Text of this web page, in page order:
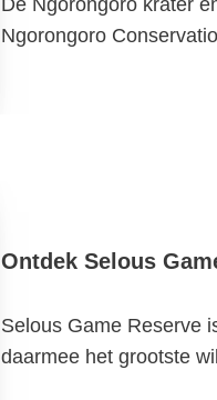
Ngorongoro
Ontdek Selous
Selous Game Reserve
daarmee het grootste